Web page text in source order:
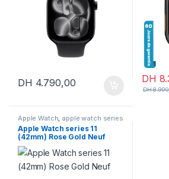
DH 4.790,00 DH
DH
Apple Watch apple watch series
11
Apple Watch series 11
(42mm) Rose Gold Neuf